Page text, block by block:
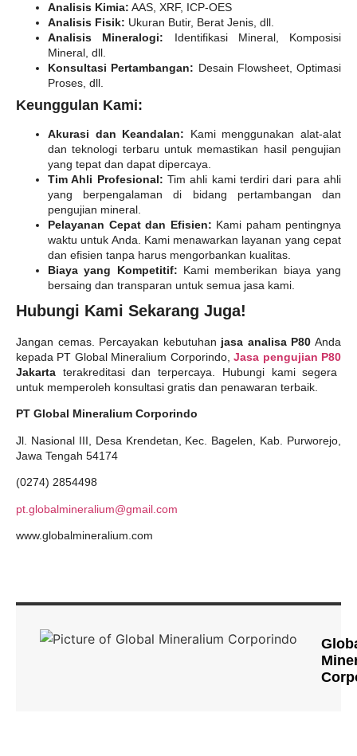
Analisis Kimia: AAS, XRF, ICP-OES
Analisis Fisik: Ukuran Butir, Berat Jenis, dll.
Analisis Mineralogi: Identifikasi Mineral, Komposisi
Mineral, dll.
Konsultasi Pertambangan: Desain Flowsheet, Optimasi
Proses, dll.
Keunggulan Kami:
Akurasi dan Keandalan: Kami menggunakan alat-alat
dan teknologi terbaru untuk memastikan hasil pengujian
yang tepat dan dapat dipercaya.
Tim Ahli Profesional: Tim ahli kami terdiri dari para ahli
yang berpengalaman di bidang pertambangan dan
pengujian mineral.
Pelayanan Cepat dan Efisien: Kami paham pentingnya
waktu untuk Anda. Kami menawarkan layanan yang cepat
dan efisien tanpa harus mengorbankan kualitas.
Biaya yang Kompetitif: Kami memberikan biaya yang
bersaing dan transparan untuk semua jasa kami.
Hubungi Kami Sekarang Juga!
Jangan cemas. Percayakan kebutuhan jasa analisa P80 Anda
kepada PT Global Mineralium Corporindo,Jasa pengujian P80
Jakarta terakreditasi dan terpercaya. Hubungi kami segera
untuk memperoleh konsultasi gratis dan penawaran terbaik.
PT Global Mineralium Corporindo
Jl. Nasional III, Desa Krendetan, Kec. Bagelen, Kab. Purworejo,
Jawa Tengah 54174
(0274) 2854498
pt.globalmineralium@gmail.com
www.globalmineralium.com